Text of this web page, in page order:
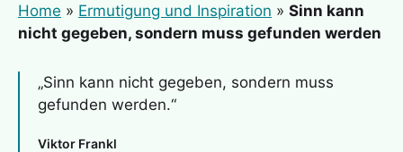
Home » Ermutigung und Inspiration » Sinn kann
nicht gegeben, sondern muss gefunden werden
„Sinn kann nicht gegeben, sondern muss
gefunden werden.“
Viktor Frankl